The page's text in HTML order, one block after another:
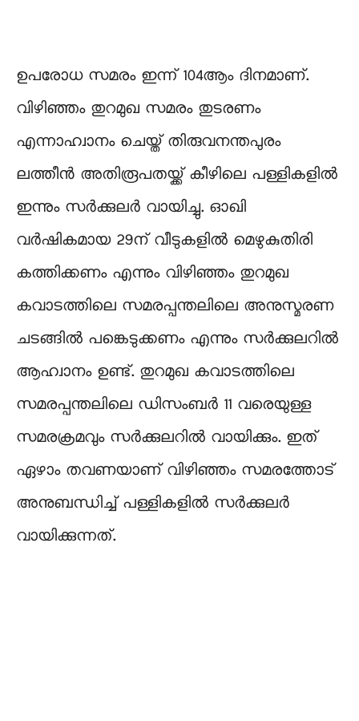
ഉപരോധ സമരം ഇന്ന് 104ആം ദിനമാണ്.
വിഴിഞ്ഞം തുറമുഖ സമരം തുടരണം
എന്നാഹ്വാനം ചെയ്ത് തിരുവനന്തപുരം
ലത്തീൻ അതിരൂപതയ്ക്ക് കീഴിലെ പള്ളികളിൽ
ഇന്നും സർക്കുലർ വായിച്ചു. ഓഖി
വർഷികമായ 29ന് വീടുകളിൽ മെഴുകുതിരി
കത്തിക്കണം എന്നും വിഴിഞ്ഞം തുറമുഖ
കവാടത്തിലെ സമരപ്പന്തലിലെ അനുസ്മരണ
ചടങ്ങിൽ പങ്കെടുക്കണം എന്നും സർക്കുലറിൽ
ആഹ്വാനം ഉണ്ട്. തുറമുഖ കവാടത്തിലെ
സമരപ്പന്തലിലെ ഡിസംബർ 11 വരെയുള്ള
സമരക്രമവും സർക്കുലറിൽ വായിക്കും. ഇത്
ഏഴാം തവണയാണ് വിഴിഞ്ഞം സമരത്തോട്
അനുബന്ധിച്ച് പള്ളികളിൽ സർക്കുലർ
വായിക്കുന്നത്.